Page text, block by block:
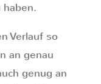
Verlauf so
an genau
genug an